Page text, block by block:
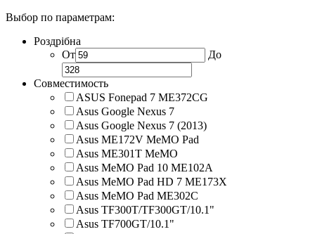
Выбор по параметрам:
Роздрібна
От
До
Совместимость
ASUS Fonepad 7 ME372CG
Asus Google Nexus 7
Asus Google Nexus 7 (2013)
Asus ME172V MeMO Pad
Asus ME301T MeMO
Asus MeMO Pad 10 ME102A
Asus MeMO Pad HD 7 ME173X
Asus MeMO Pad ME302C
Asus TF300T/TF300GT/10.1"
Asus TF700GT/10.1"